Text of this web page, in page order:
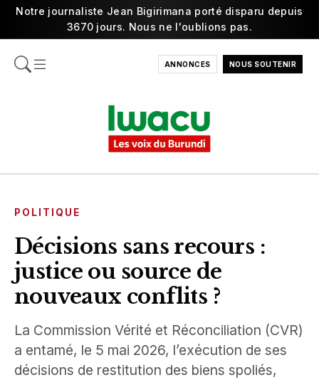
Notre journaliste Jean Bigirimana porté disparu depuis
3670 jours. Nous ne l'oublions pas.
ANNONCES NOUS SOUTENIR
POLITIQUE
Décisions sans recours :
justice ou source de
nouveaux conflits ?
La Commission Vérité et Réconciliation (CVR)
a entamé, le 5 mai 2026, l’exécution de ses
décisions de restitution des biens spoliés,